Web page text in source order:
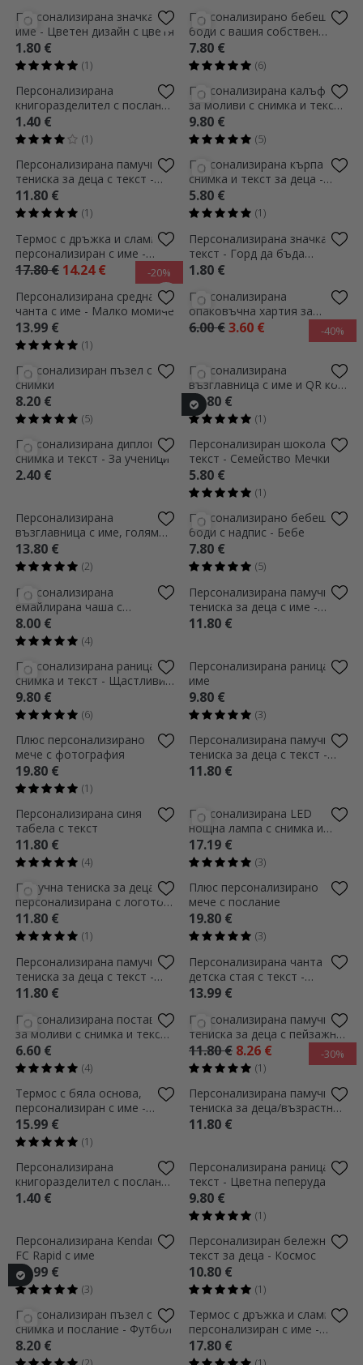
Персонализирана памучна
тениска за деца с текст -
Absolventa
11.80 €
Персонализирана престилка
с текст - Бебешки шеф
7.80 €
Персонализирана поставка
за моливи с име - Rainbow
6.60 €
Персонализирана
възглавница с снимка и име
- Lego
9.80 €
Персонализирана раница с
име - Еднорог и пеперуди
9.80 €
Термос с дръжка и сламка,
персонализиран с име - Cars
17.80 €14.24 €
Персонализирано бебешко
боди с име - Rainbow
7.80 €
(3)
име и снимка - От
Великденския заек
7.40 €
Персонализирана диплома с
ваша собствена графика
2.40 €
Персонализиран пъзел с
фотография и текст, 20x15
см - Сърце
8.20 €
Персонализирана раница с
име - Мечка
9.80 €
(4)
FC Rapid памучна тениска за
деца, персонализирана с
име
11.80 €
(5)
Персонализирана раница с
име и номер - модел
футбол
9.80 €
Персонализирана чанта за
детска стая с текст - Дино
13.99 €
(5)
Персонализирана поставка
за моливи с снимка и
послание
6.60 €
(2)
Персонализирана поставка
за моливи с фотография
6.60 €
Персонализирана картичка
с текст на гърба - Детски
рожден ден
2.20 €
(6)
Емайлирана метална чаша с
име за деца - Морски
приятели
8.80 €
Персонализиран пъзел с 4
снимки и текст, 28x19 cm -
Вашите най-скъпи спомени
10.20 €
(7)
Персонализирано бебешко
боди с надпис - Papion
7.80 €
(1)
Персонализирана памучна
тениска за деца с текст -
Футбол
11.80 €
(4)
Персонализирана раница с
снимка и име - Rainbow
9.80 €
Персонализирана памучна
тениска за деца с вашата
графика на пейзаж
11.80 €
Персонализирана памучна
тениска за деца с квадратна
снимка и текст
11.80 €
(2)
Персонализиран календар-
плакат с 5 снимки и текст -
Бебе
5.80 €
(5)
Персонализирана значка с
текст - Панда
1.80 €
(1)
Персонализирана значка с
име - Цветен дизайн с цветя
1.80 €
(1)
Персонализирано бебешко
боди с вашия собствен
квадратен графичен дизайн
7.80 €
(6)
Персонализирана
книгоразделител с послание
и име за деца - Животни
1.40 €
(1)
Персонализирана калъфка
за моливи с снимка и текст -
Еднорог
9.80 €
(5)
Персонализирана памучна
тениска за деца с текст -
Kendama Football
11.80 €
(1)
Персонализирана кърпа с
снимка и текст за деца -
(1)
Термос с дръжка и сламка,
персонализиран с име -
Персонализирана значка с
текст - Горд да бъда
румънец
1.80 €
Персонализирана средна
чанта с име - Малко момиче
13.99 €
(1)
Персонализирана
опаковъчна хартия за
подаръци с текст - Деца
6.00 € 3.60 €
Персонализиран пъзел с 13
снимки
8.20 €
Персонализирана
възглавница с име и QR код
- Слушайте песента TraLaLa
11.80 €